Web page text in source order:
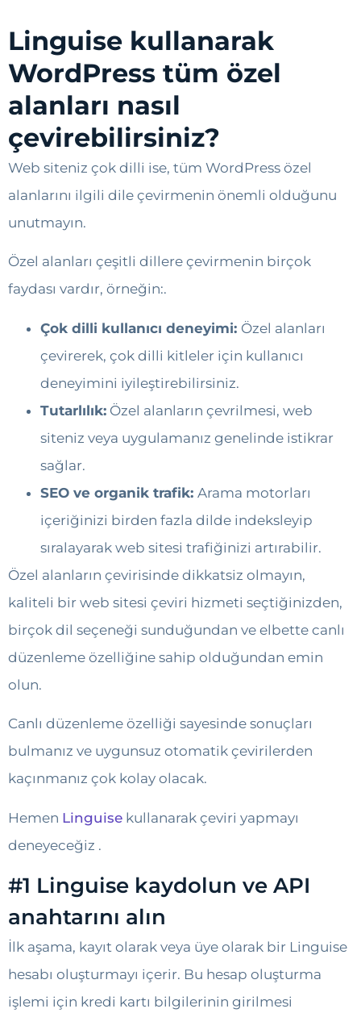
Linguise kullanarak
WordPress tüm özel
alanları nasıl
çevirebilirsiniz?
Web siteniz çok dilli ise, tüm WordPress özel
alanlarını ilgili dile çevirmenin önemli olduğunu
unutmayın.
Özel alanları çeşitli dillere çevirmenin birçok
faydası vardır, örneğin:.
Çok dilli kullanıcı deneyimi: Özel alanları
çevirerek, çok dilli kitleler için kullanıcı
deneyimini iyileştirebilirsiniz.
Tutarlılık: Özel alanların çevrilmesi, web
siteniz veya uygulamanız genelinde istikrar
sağlar.
SEO ve organik trafik: Arama motorları
içeriğinizi birden fazla dilde indeksleyip
sıralayarak web sitesi trafiğinizi artırabilir.
Özel alanların çevirisinde dikkatsiz olmayın,
kaliteli bir web sitesi çeviri hizmeti seçtiğinizden,
birçok dil seçeneği sunduğundan ve elbette canlı
düzenleme özelliğine sahip olduğundan emin
olun.
Canlı düzenleme özelliği sayesinde sonuçları
bulmanız ve uygunsuz otomatik çevirilerden
kaçınmanız çok kolay olacak.
Hemen Linguise kullanarak çeviri yapmayı
deneyeceğiz .
#1 Linguise kaydolun ve API
anahtarını alın
İlk aşama, kayıt olarak veya üye olarak bir Linguise
hesabı oluşturmayı içerir. Bu hesap oluşturma
işlemi için kredi kartı bilgilerinin girilmesi